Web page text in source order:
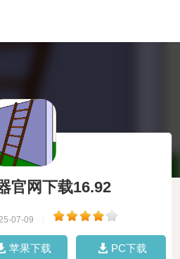
官网下载16.92
07-09
苹果下载 PC下载